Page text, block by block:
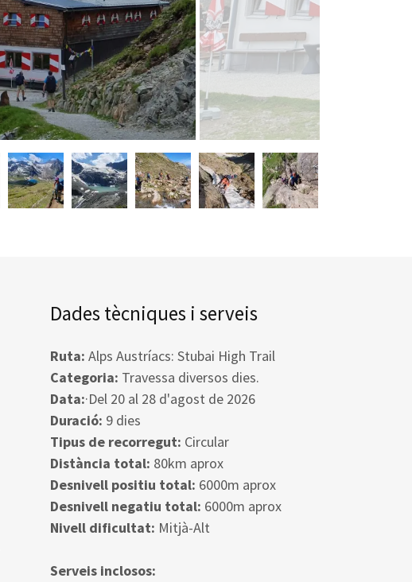
Dades tècniques i serveis
Ruta: Alps Austríacs: Stubai High Trail
Categoria: Travessa diversos dies.
Data:·Del 20 al 28 d'agost de 2026
Duració: 9 dies
Tipus de recorregut: Circular
Distància total: 80km aprox
Desnivell positiu total: 6000m aprox
Desnivell negatiu total: 6000m aprox
Nivell dificultat: Mitjà-Alt
Serveis inclosos: